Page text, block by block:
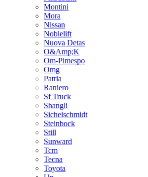
Montini
Mora
Nissan
Noblelift
Nuova Detas
O&Amp;K
Om-Pimespo
Omg
Patria
Raniero
Sf Truck
Shangli
Sichelschmidt
Steinbock
Still
Sunward
Tcm
Tecna
Toyota